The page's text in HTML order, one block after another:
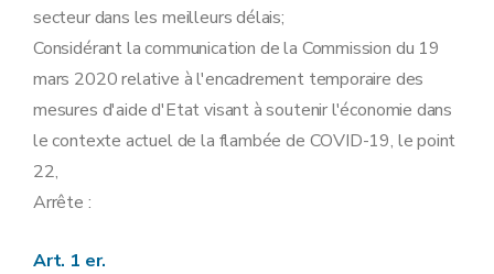
secteur dans les meilleurs délais;
Considérant la communication de la Commission du 19
mars 2020 relative à l'encadrement temporaire des
mesures d'aide d'Etat visant à soutenir l'économie dans
le contexte actuel de la flambée de COVID-19, le point
22,
Arrête :
Art. 1 er.